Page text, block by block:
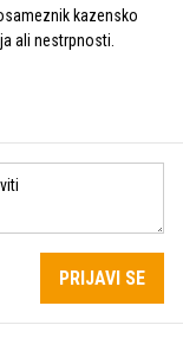
kazensko
ali nestrpnosti.
PRIJAVI SE